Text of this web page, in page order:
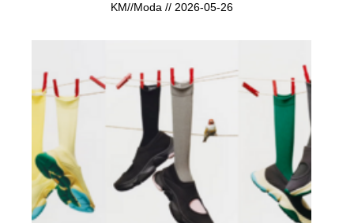
KM//Moda // 2026-05-26